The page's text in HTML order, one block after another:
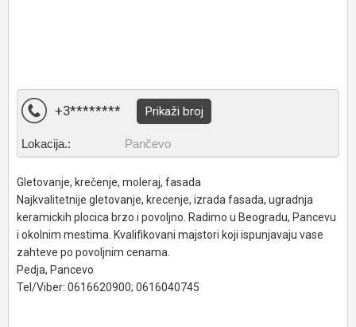
+3******** Prikaži broj
Lokacija.: Pančevo
Gletovanje, krečenje, moleraj, fasada
Najkvalitetnije gletovanje, krecenje, izrada fasada, ugradnja
keramickih plocica brzo i povoljno. Radimo u Beogradu, Pancevu
i okolnim mestima. Kvalifikovani majstori koji ispunjavaju vase
zahteve po povoljnim cenama.
Pedja, Pancevo
Tel/Viber: 0616620900; 0616040745